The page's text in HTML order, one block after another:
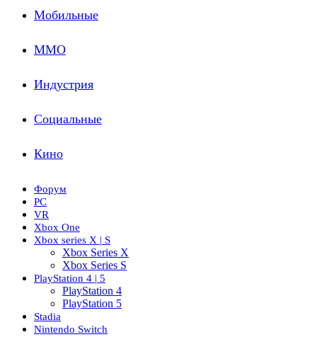
Мобильные
ММО
Индустрия
Социальные
Кино
Форум
PC
VR
Xbox One
Xbox series X | S
Xbox Series X
Xbox Series S
PlayStation 4 | 5
PlayStation 4
PlayStation 5
Stadia
Nintendo Switch